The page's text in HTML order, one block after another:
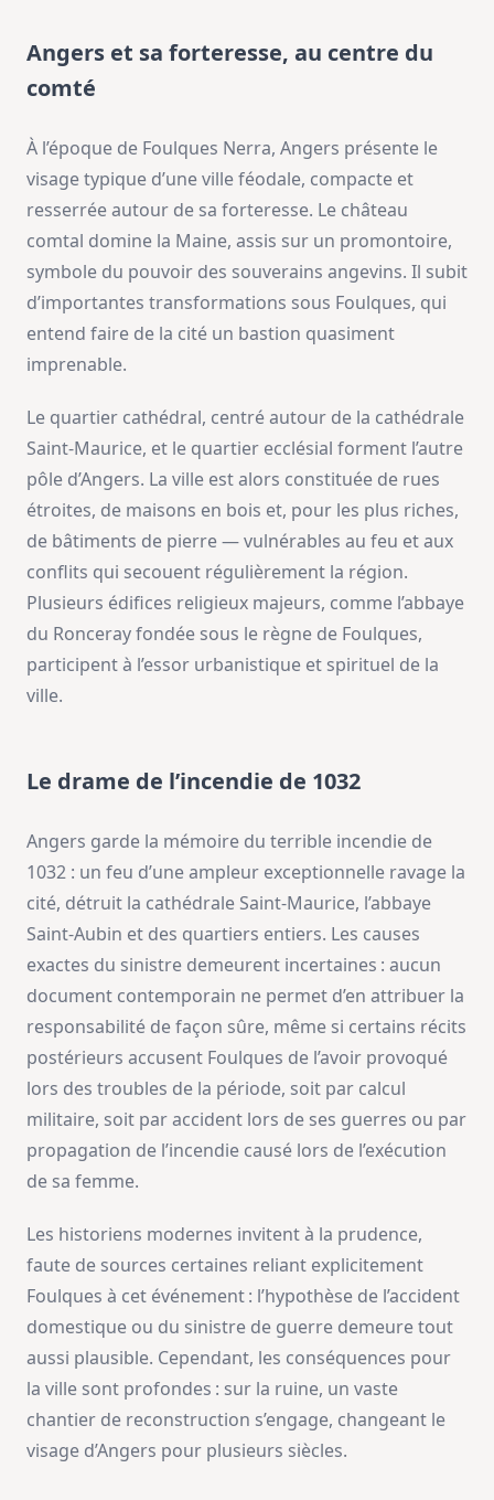
Angers et sa forteresse, au centre du
comté
À l’époque de Foulques Nerra, Angers présente le
visage typique d’une ville féodale, compacte et
resserrée autour de sa forteresse. Le château
comtal domine la Maine, assis sur un promontoire,
symbole du pouvoir des souverains angevins. Il subit
d’importantes transformations sous Foulques, qui
entend faire de la cité un bastion quasiment
imprenable.
Le quartier cathédral, centré autour de la cathédrale
Saint-Maurice, et le quartier ecclésial forment l’autre
pôle d’Angers. La ville est alors constituée de rues
étroites, de maisons en bois et, pour les plus riches,
de bâtiments de pierre — vulnérables au feu et aux
conflits qui secouent régulièrement la région.
Plusieurs édifices religieux majeurs, comme l’abbaye
du Ronceray fondée sous le règne de Foulques,
participent à l’essor urbanistique et spirituel de la
ville.
Le drame de l’incendie de 1032
Angers garde la mémoire du terrible incendie de
1032 : un feu d’une ampleur exceptionnelle ravage la
cité, détruit la cathédrale Saint-Maurice, l’abbaye
Saint-Aubin et des quartiers entiers. Les causes
exactes du sinistre demeurent incertaines : aucun
document contemporain ne permet d’en attribuer la
responsabilité de façon sûre, même si certains récits
postérieurs accusent Foulques de l’avoir provoqué
lors des troubles de la période, soit par calcul
militaire, soit par accident lors de ses guerres ou par
propagation de l’incendie causé lors de l’exécution
de sa femme.
Les historiens modernes invitent à la prudence,
faute de sources certaines reliant explicitement
Foulques à cet événement : l’hypothèse de l’accident
domestique ou du sinistre de guerre demeure tout
aussi plausible. Cependant, les conséquences pour
la ville sont profondes : sur la ruine, un vaste
chantier de reconstruction s’engage, changeant le
visage d’Angers pour plusieurs siècles.